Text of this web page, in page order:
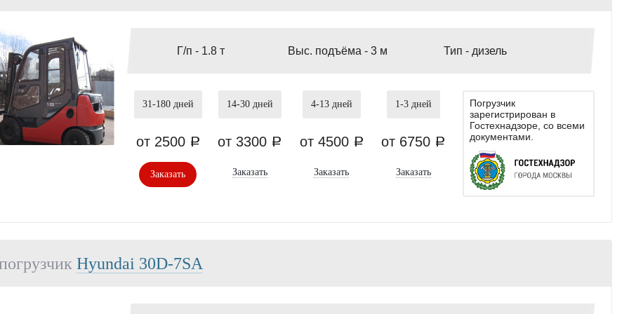
Г/п - 1.8 т Выс. подъёма -3 м Тип - дизель
31-180 дней
от 2500 a
Заказать
14-30 дней
от 3300 a
Заказать
4-13 дней
от 4500 a
Заказать
1-3 дней
от 6750 a
Заказать
Погрузчик
зарегистрирован в
Гостехнадзоре, со всеми
документами.
Hyundai 30D-7SA